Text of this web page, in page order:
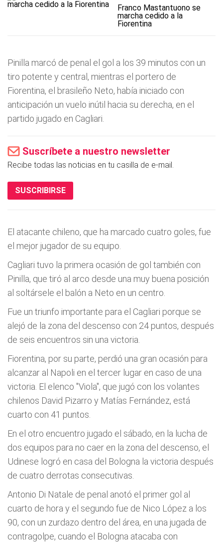
Franco Mastantuono se
marcha cedido a la
Fiorentina
Pinilla marcó de penal el gol a los 39 minutos con un
tiro potente y central, mientras el portero de
Fiorentina, el brasileño Neto, había iniciado con
anticipación un vuelo inútil hacia su derecha, en el
partido jugado en Cagliari.
Suscríbete a nuestro newsletter
Recibe todas las noticias en tu casilla de e-mail.
SUSCRIBIRSE
El atacante chileno, que ha marcado cuatro goles, fue
el mejor jugador de su equipo.
Cagliari tuvo la primera ocasión de gol también con
Pinilla, que tiró al arco desde una muy buena posición
al soltársele el balón a Neto en un centro.
Fue un triunfo importante para el Cagliari porque se
alejó de la zona del descenso con 24 puntos, después
de seis encuentros sin una victoria.
Fiorentina, por su parte, perdió una gran ocasión para
alcanzar al Napoli en el tercer lugar en caso de una
victoria. El elenco "Viola", que jugó con los volantes
chilenos David Pizarro y Matías Fernández, está
cuarto con 41 puntos.
En el otro encuentro jugado el sábado, en la lucha de
dos equipos para no caer en la zona del descenso, el
Udinese logró en casa del Bologna la victoria después
de cuatro derrotas consecutivas.
Antonio Di Natale de penal anotó el primer gol al
cuarto de hora y el segundo fue de Nico López a los
90, con un zurdazo dentro del área, en una jugada de
contragolpe, cuando el Bologna atacaba con